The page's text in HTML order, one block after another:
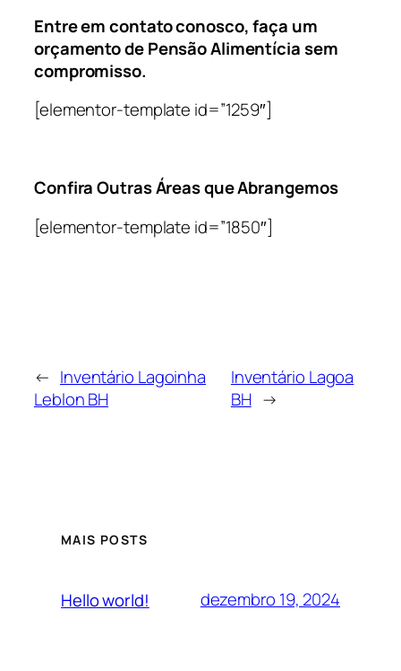
Entre em contato conosco, faça um
orçamento de Pensão Alimentícia sem
compromisso.
[elementor-template id=”1259″]
Confira Outras Áreas que Abrangemos
[elementor-template id=”1850″]
← Inventário Lagoinha
Leblon BH
Inventário Lagoa
BH →
MAIS POSTS
Hello world! dezembro 19, 2024